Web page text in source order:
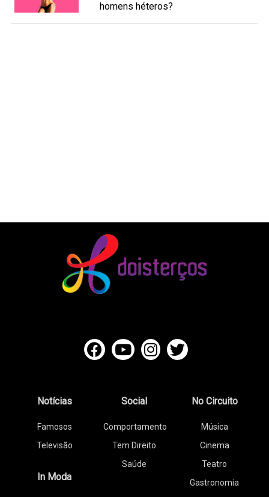
homens héteros?
Notícias
Famosos
Televisão
In Moda
Social
Comportamento
Tem Direito
Saúde
No Circuito
Música
Cinema
Teatro
Gastronomia